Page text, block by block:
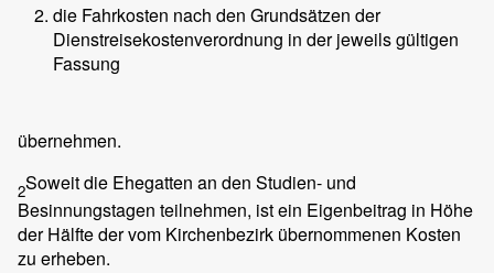
die Fahrkosten nach den Grundsätzen der
Dienstreisekostenverordnung in der jeweils gültigen
Fassung
übernehmen.
2Soweit die Ehegatten an den Studien- und
Besinnungstagen teilnehmen, ist ein Eigenbeitrag in Höhe
der Hälfte der vom Kirchenbezirk übernommenen Kosten
zu erheben.